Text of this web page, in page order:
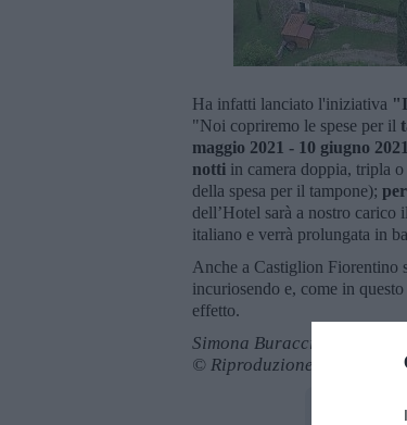
Ha infatti lanciato l'iniziativa
"Noi copriremo le spese per il
maggio 2021 - 10 giugno 2021
notti in camera doppia, tripla
della spesa per il tampone);
dell’Hotel sarà a nostro
italiano e verrà prolungata in
Anche a Castiglion Fiorentino
incuriosendo e, come in
effetto.
Simona Buracci
© Riproduzione riservata